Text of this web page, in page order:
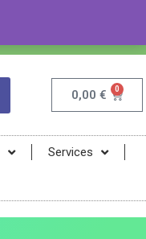
0,00€ 0
Services